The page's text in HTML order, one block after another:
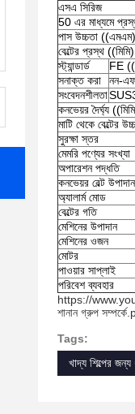
এসএ সিরিজ
50 এর মাধ্যমে
পাস উচ্চতা ((এমএম)
বেল্টের প্রস্থ ((মিমি)
স্ট্যান্ডার্ড
FE
সনাক্ত করা
নন-
সংবেদনশীলতা
কনভেয়র দৈর্ঘ্য
মাটি থেকে বেল্টের
সুরক্ষা স্তর
মেমরি পণ্যের সংখ্যা
অপারেশন পদ্ধতি
কনভেয়র বেল্ট উপাদান
অ্যালার্ম মোড
বেল্টের গতি
মেশিনের উপাদান
মেশিনের ওজন
মোটর
পাওয়ার সাপ্লাই
পরিবেশ ব্যবহার
https://
শানান গ্রুপ
Tags:
খাদ্য শিল্পের